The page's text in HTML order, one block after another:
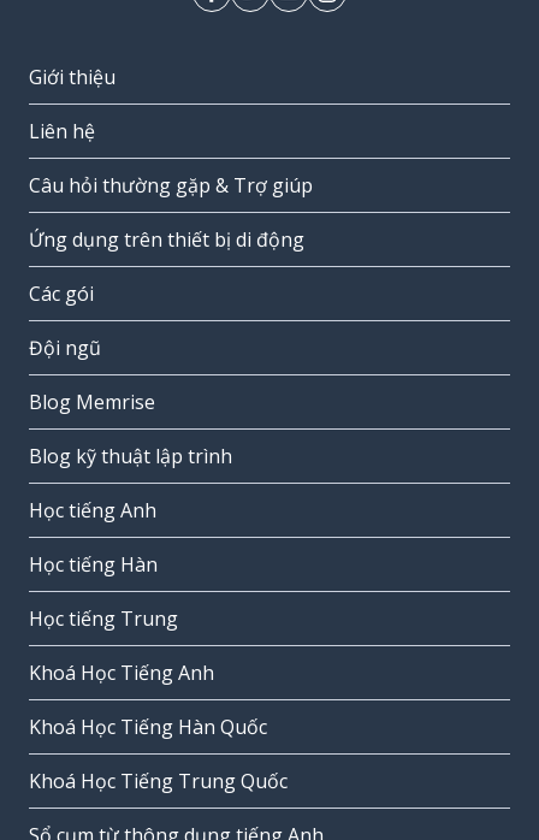
Giới thiệu
Liên hệ
Câu hỏi thường gặp & Trợ giúp
Ứng dụng trên thiết bị di động
Các gói
Đội ngũ
Blog Memrise
Blog kỹ thuật lập trình
Học tiếng Anh
Học tiếng Hàn
Học tiếng Trung
Khoá Học Tiếng Anh
Khoá Học Tiếng Hàn Quốc
Khoá Học Tiếng Trung Quốc